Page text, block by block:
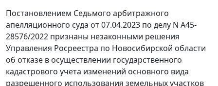
Постановлением Седьмого арбитражного
апелляционного суда от 07.04.2023 по делу N А45-
28576/2022 признаны незаконными решения
Управления Росреестра по Новосибирской области
об отказе в осуществлении государственного
кадастрового учета изменений основного вида
разрешенного использования земельных участков